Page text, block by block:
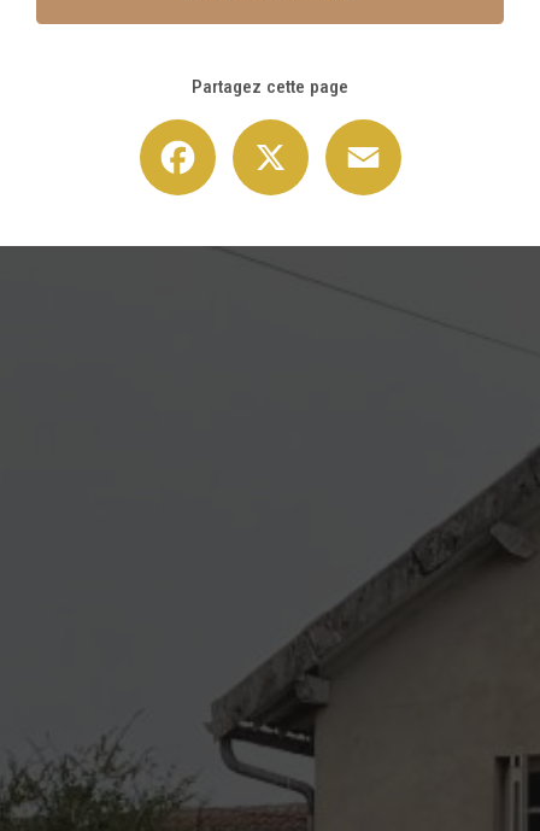
Partagez cette page
Facebook